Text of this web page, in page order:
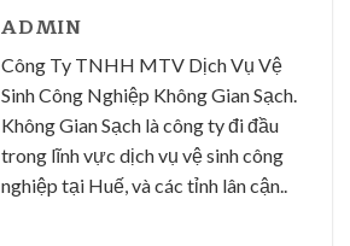
ADMIN
Công Ty TNHH MTV Dịch Vụ Vệ
Sinh Công Nghiệp Không Gian Sạch.
Không Gian Sạch là công ty đi đầu
trong lĩnh vực dịch vụ vệ sinh công
nghiệp tại Huế, và các tỉnh lân cận..